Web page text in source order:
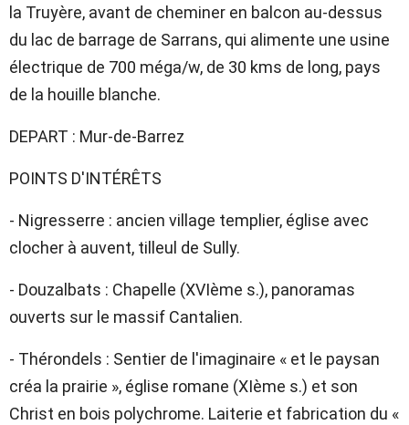
la Truyère, avant de cheminer en balcon au-dessus
du lac de barrage de Sarrans, qui alimente une usine
électrique de 700 méga/w, de 30 kms de long, pays
de la houille blanche.
DEPART : Mur-de-Barrez
POINTS D'INTÉRÊTS
- Nigresserre : ancien village templier, église avec
clocher à auvent, tilleul de Sully.
- Douzalbats : Chapelle (XVIème s.), panoramas
ouverts sur le massif Cantalien.
- Thérondels : Sentier de l'imaginaire « et le paysan
créa la prairie », église romane (XIème s.) et son
Christ en bois polychrome. Laiterie et fabrication du «